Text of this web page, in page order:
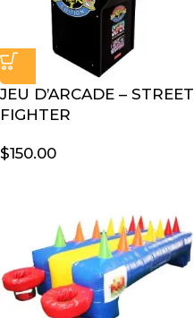
JEU D’ARCADE – STREET
FIGHTER
$150.00